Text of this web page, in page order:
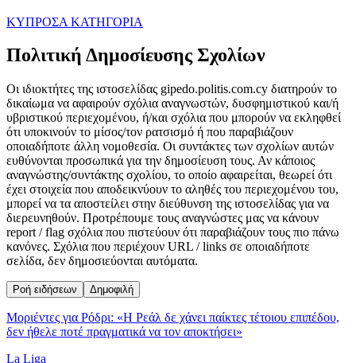
ΚΥΠΡΟΣΑ ΚΑΤΗΓΟΡΙΑ
Πολιτική Δημοσίευσης Σχολίων
Οι ιδιοκτήτες της ιστοσελίδας gipedo.politis.com.cy διατηρούν το
δικαίωμα να αφαιρούν σχόλια αναγνωστών, δυσφημιστικού και/ή
υβριστικού περιεχομένου, ή/και σχόλια που μπορούν να εκληφθεί
ότι υποκινούν το μίσος/τον ρατσισμό ή που παραβιάζουν
οποιαδήποτε άλλη νομοθεσία. Οι συντάκτες των σχολίων αυτών
ευθύνονται προσωπικά για την δημοσίευση τους. Αν κάποιος
αναγνώστης/συντάκτης σχολίου, το οποίο αφαιρείται, θεωρεί ότι
έχει στοιχεία που αποδεικνύουν το αληθές του περιεχομένου του,
μπορεί να τα αποστείλει στην διεύθυνση της ιστοσελίδας για να
διερευνηθούν. Προτρέπουμε τους αναγνώστες μας να κάνουν
report / flag σχόλια που πιστεύουν ότι παραβιάζουν τους πιο πάνω
κανόνες. Σχόλια που περιέχουν URL / links σε οποιαδήποτε
σελίδα, δεν δημοσιεύονται αυτόματα.
Ροή ειδήσεων Δημοφιλή
Μοριέντες για Ρόδρι: «Η Ρεάλ δε χάνει παίκτες τέτοιου επιπέδου,
δεν ήθελε ποτέ πραγματικά να τον αποκτήσει»
La Liga